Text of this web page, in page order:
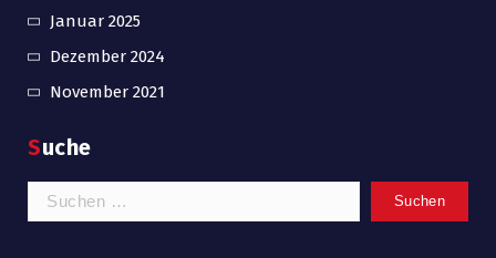
Januar 2025
Dezember 2024
November 2021
Suche
Suchen
nach: